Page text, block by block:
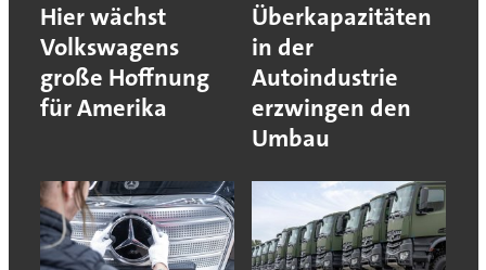
Hier wächst
Volkswagens
große Hoffnung
für Amerika
Überkapazitäten
in der
Autoindustrie
erzwingen den
Umbau